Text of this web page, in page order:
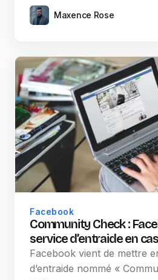
Maxence Rose
Facebook
Community Check :
service d’entraide en
Facebook vient de mettre
d’entraide nommé «